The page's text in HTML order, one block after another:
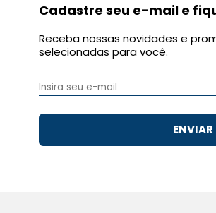
Cadastre seu e-mail e
Receba nossas novidades e
selecionadas para você.
ENVIAR